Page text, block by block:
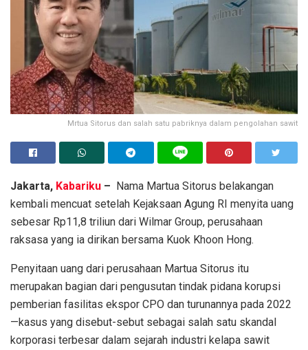
Mrtua Sitorus dan salah satu pabriknya dalam pengolahan sawit
Jakarta, Kabariku – Nama Martua Sitorus belakangan
kembali mencuat setelah Kejaksaan Agung RI menyita uang
sebesar Rp11,8 triliun dari Wilmar Group, perusahaan
raksasa yang ia dirikan bersama Kuok Khoon Hong.
Penyitaan uang dari perusahaan Martua Sitorus itu
merupakan bagian dari pengusutan tindak pidana korupsi
pemberian fasilitas ekspor CPO dan turunannya pada 2022
—kasus yang disebut-sebut sebagai salah satu skandal
korporasi terbesar dalam sejarah industri kelapa sawit